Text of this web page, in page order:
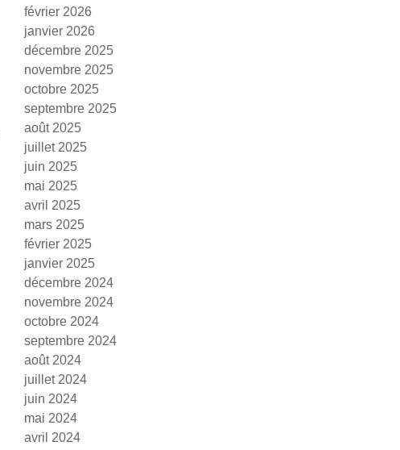
février 2026
janvier 2026
décembre 2025
novembre 2025
octobre 2025
septembre 2025
août 2025
juillet 2025
juin 2025
mai 2025
avril 2025
mars 2025
février 2025
janvier 2025
décembre 2024
novembre 2024
octobre 2024
septembre 2024
août 2024
juillet 2024
juin 2024
mai 2024
avril 2024